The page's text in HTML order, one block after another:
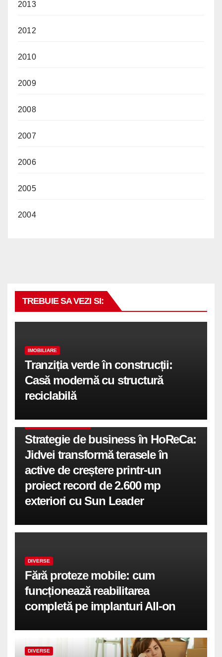
2013
2012
2010
2009
2008
2007
2006
2005
2004
TREBUIE SA VEZI SI:
IMOBILIARE
Tranziția verde în construcții:
Casă modernă cu structură
reciclabilă
Strategie de business în HoReCa:
Jidvei transformă terasele în
active de creștere printr-un
proiect record de 2.600 mp
exteriori cu Sun Leader
DIVERSE
Fără proteze mobile: cum
funcționează reabilitarea
completă pe implanturi All-on
DIVERSE